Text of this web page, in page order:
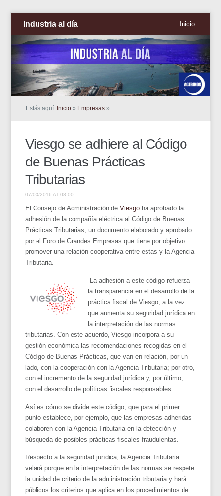
Industria al día Inicio
Estás aquí: Inicio » Empresas »
Viesgo se adhiere al Código
de Buenas Prácticas
Tributarias
07/03/2016 AT 08:00
El Consejo de Administración deViesgo ha aprobado la
adhesión de la compañía eléctrica al Código de Buenas
Prácticas Tributarias, un documento elaborado y aprobado
por el Foro de Grandes Empresas que tiene por objetivo
promover una relación cooperativa entre estas y la Agencia
Tributaria.
La adhesión a este código refuerza
la transparencia en el desarrollo de la
práctica fiscal de Viesgo, a la vez
que aumenta su seguridad jurídica en
la interpretación de las normas
tributarias. Con este acuerdo, Viesgo incorpora a su
gestión económica las recomendaciones recogidas en el
Código de Buenas Prácticas, que van en relación, por un
lado, con la cooperación con la Agencia Tributaria; por otro,
con el incremento de la seguridad jurídica y, por último,
con el desarrollo de políticas fiscales responsables.
Así es cómo se divide este código, que para el primer
punto establece, por ejemplo, que las empresas adheridas
colaboren con la Agencia Tributaria en la detección y
búsqueda de posibles prácticas fiscales fraudulentas.
Respecto a la seguridad jurídica, la Agencia Tributaria
velará porque en la interpretación de las normas se respete
la unidad de criterio de la administración tributaria y hará
públicos los criterios que aplica en los procedimientos de